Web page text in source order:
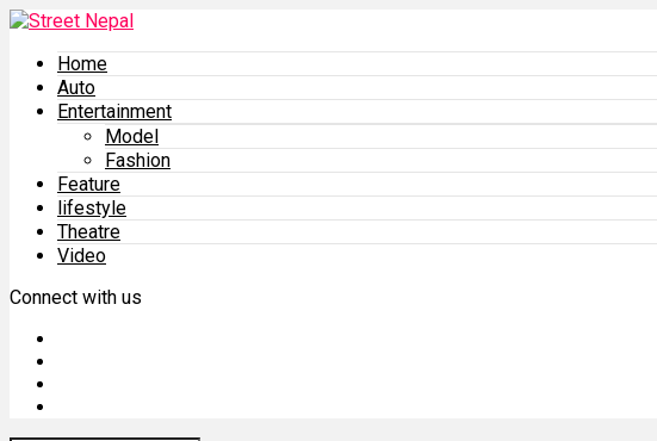
Home
Auto
Entertainment
Model
Fashion
Feature
lifestyle
Theatre
Video
Connect with us